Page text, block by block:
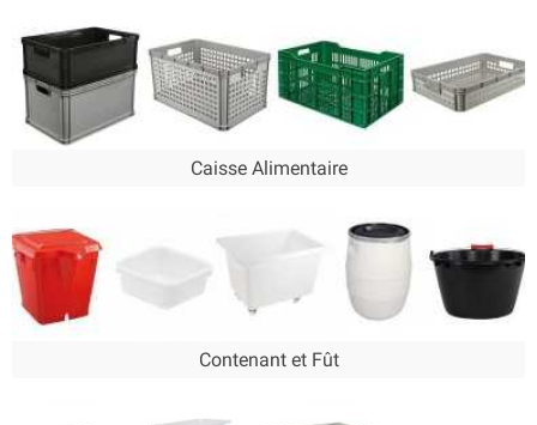
Des solutions adaptées à chaque usage
Les boîtes de conservation alimentairess’adaptent à toutes les
situations : congélation, transport de repas, stockage de produits
secs ou batch cooking. Leur conception robuste permet un usage
répété sans altération. Elles sont disponibles dans de nombreux
et à chaque espace de rangement.
Caisse Alimentaire
Contenant et Fût